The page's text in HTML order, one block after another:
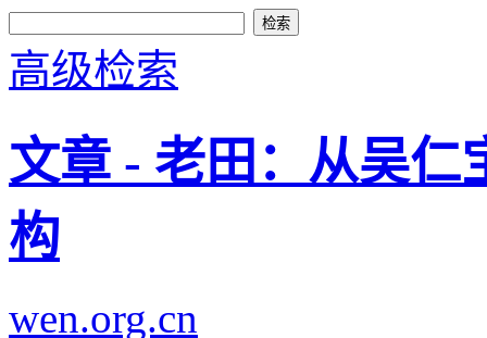
高级检索
文章 - 老田：从吴仁
构
wen.org.cn